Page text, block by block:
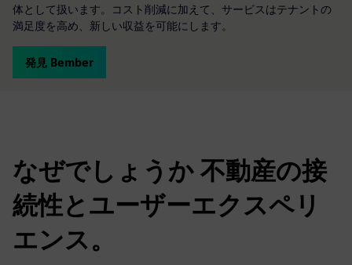
体として扱います。コスト削減に加えて、サービスはテナントの
満足度を高め、新しい収益を可能にします。
発見 Bember
なぜでしょうか 不動産の接
続性とユーザーエクスペリ
エンス。